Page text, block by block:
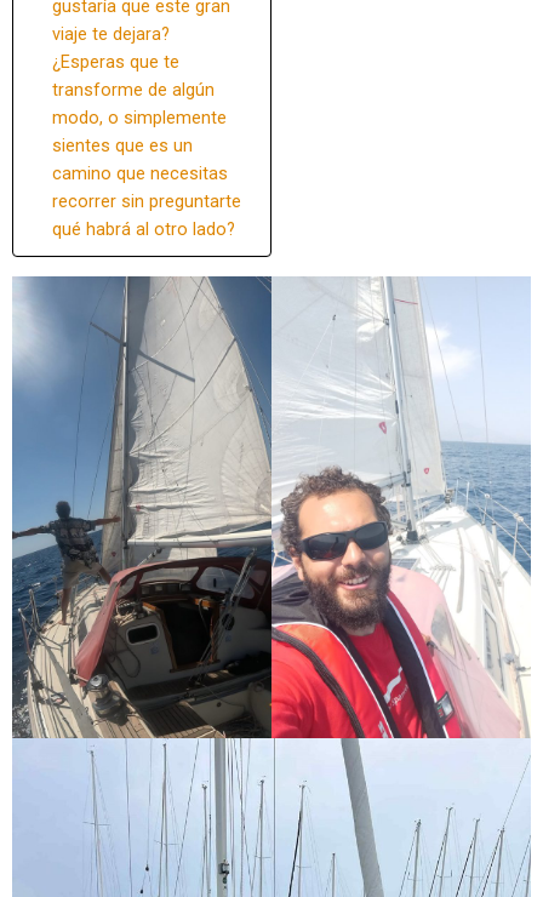
gustaría que este gran
viaje te dejara?
¿Esperas que te
transforme de algún
modo, o simplemente
sientes que es un
camino que necesitas
recorrer sin preguntarte
qué habrá al otro lado?